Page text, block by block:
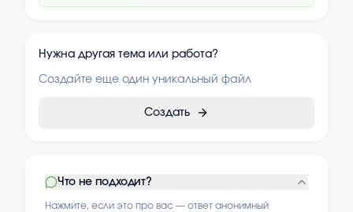
Нужна другая тема или работа?
Создайте еще один уникальный файл
Создать
Что не подходит?
Нажмите, если это про вас — ответ анонимный